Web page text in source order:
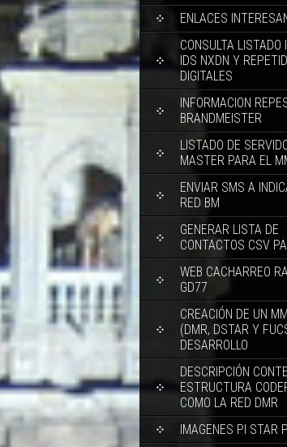
ENLACES
CONSULTA
IDS NXDN Y
DIGITALES
INFORMACION
BRANDMEISTER
LISTADO DE
MASTER PARA EL
ENVIAR SMS A
RED BM
GENERAR LISTA DE
CONTACTOS CSV
WEB CACHARREO
GD77
CREACIÓN DE UN
(DMR, DSTAR Y
DESARROLLO
DESCRIPCIÓN
ESTRUCTURA
COMO LA RED DMR
IMAGENES PI STAR